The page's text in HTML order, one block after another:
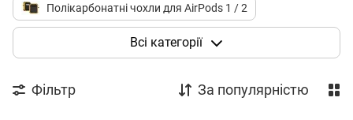
Полікарбонатні чохли для AirPods 1 / 2
Поліуретанові чохли для AirPods 1 / 2
Всі категорії
Фільтр За популярністю